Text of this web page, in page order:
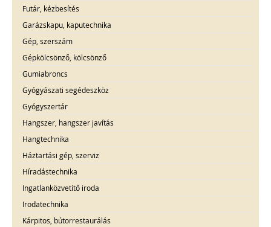
Futár, kézbesítés
Garázskapu, kaputechnika
Gép, szerszám
Gépkölcsönző, kölcsönző
Gumiabroncs
Gyógyászati segédeszköz
Gyógyszertár
Hangszer, hangszer javítás
Hangtechnika
Háztartási gép, szerviz
Híradástechnika
Ingatlanközvetítő iroda
Irodatechnika
Kárpitos, bútorrestaurálás